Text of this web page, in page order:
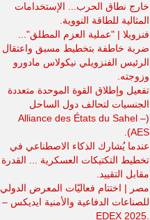
خارج نطاق الحرب... الإستخدامات
المثالية للطاقة النووية.
فنزويلا | "عملية العزم المطلق"...
ضربة خاطفة بتخطيط مسبق واعتقال
الرئيس الفنزويلي نيكولاس مادورو
وزوجته.
تفعيل وإطلاق القوة الموحدة متعددة
الجنسيات لتحالف دول الساحل
(Alliance des États du Sahel –
AES).
عندما يُشارك الذكاء الاصطناعي في
تخطيط التكتيكات العسكرية ... القدرة
مقابل التقييد.
مصر | اختتام فعاليّات المعرض الدولي
للصناعات الدفاعية والأمنية ايديكس ‒